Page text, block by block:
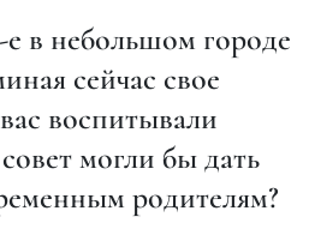
в небольшом городе
сейчас свое
воспитывали
могли бы дать
родителям?